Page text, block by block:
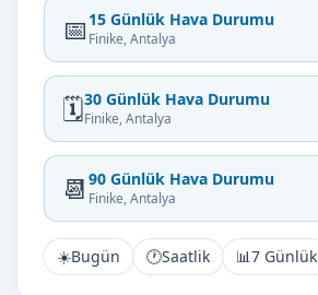
📅 15 Günlük Hava Durumu
Finike, Antalya
🗓️30 Günlük Hava Durumu
Finike, Antalya
📆 90 Günlük Hava Durumu
Finike, Antalya
☀️Bugün 🕐Saatlik 📊7 Günlük